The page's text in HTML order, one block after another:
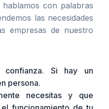
con palabras
las necesidades
empresas de nuestro
Si hay un
persona.
necesitas y que